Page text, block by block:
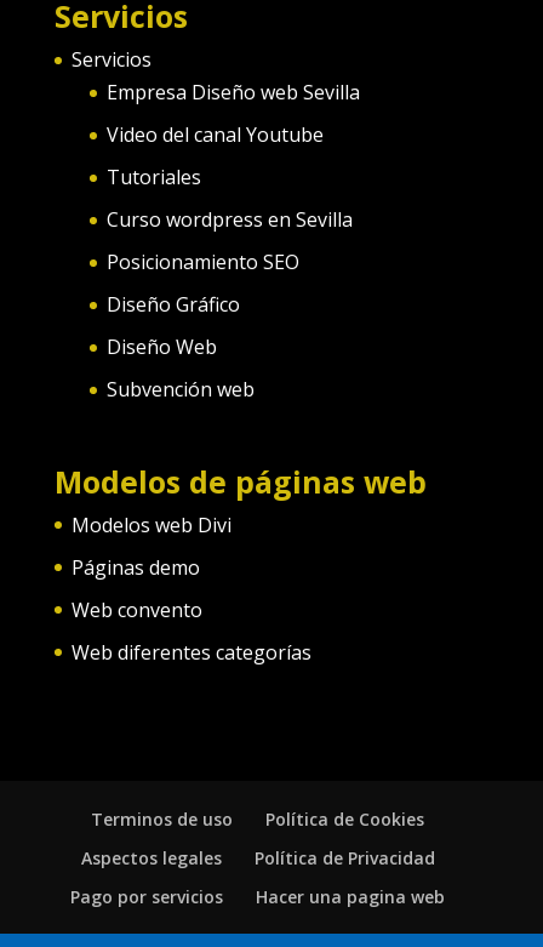
Servicios
Servicios
Empresa Diseño web Sevilla
Video del canal Youtube
Tutoriales
Curso wordpress en Sevilla
Posicionamiento SEO
Diseño Gráfico
Diseño Web
Subvención web
Modelos de páginas web
Modelos web Divi
Páginas demo
Web convento
Web diferentes categorías
Terminos de uso
Política de Cookies
Aspectos legales
Política de Privacidad
Pago por servicios
Hacer una pagina web